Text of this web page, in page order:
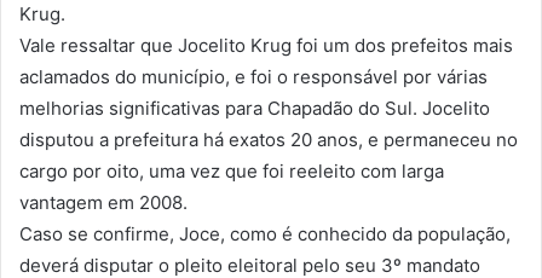
Krug.
Vale ressaltar que Jocelito Krug foi um dos prefeitos mais
aclamados do município, e foi o responsável por várias
melhorias significativas para Chapadão do Sul. Jocelito
disputou a prefeitura há exatos 20 anos, e permaneceu no
cargo por oito, uma vez que foi reeleito com larga
vantagem em 2008.
Caso se confirme, Joce, como é conhecido da população,
deverá disputar o pleito eleitoral pelo seu 3º mandato